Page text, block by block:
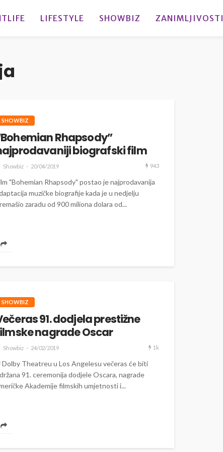
LIFESTYLE SHOWBIZ ZANIMLJIVOSTI
SHOWBIZ
Rhapsody”
biografski film
Showbiz 20/04/2019 943
"Bohemian Rhapsody" postao je najprodavanija
muzičke biografije kada je u nedjelju
zaradu od 900 miliona dolara od...
SHOWBIZ
91. dodjela prestižne
nagrade Oscar
Showbiz 24/02/2019 1k
Dolby Theatreu u Los Angelesu večeras će biti
91. ceremonija dodjele Oscara, nagrade
Akademije filmskih umjetnosti i...